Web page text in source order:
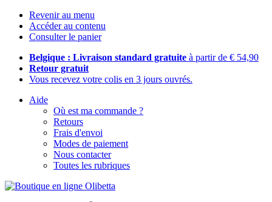
Revenir au menu
Accéder au contenu
Consulter le panier
Belgique : Livraison standard gratuite à partir de € 54,90
Retour gratuit
Vous recevez votre colis en 3 jours ouvrés.
Aide
Où est ma commande ?
Retours
Frais d'envoi
Modes de paiement
Nous contacter
Toutes les rubriques